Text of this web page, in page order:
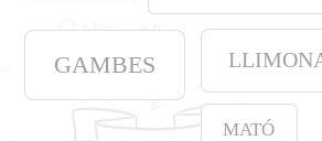
GAMBES
MATÓ